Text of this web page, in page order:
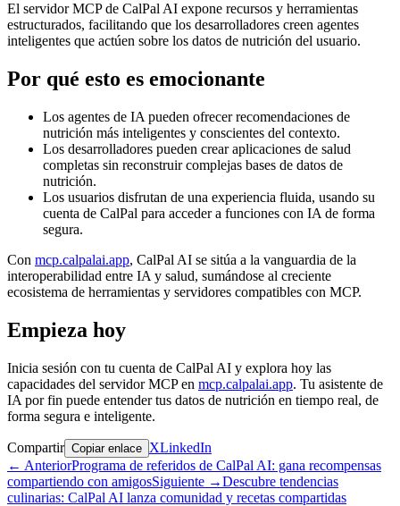
El servidor MCP de CalPal AI expone recursos y herramientas
estructurados, facilitando que los desarrolladores creen agentes
inteligentes que actúen sobre los datos de nutrición del usuario.
Por qué esto es emocionante
Los agentes de IA pueden ofrecer recomendaciones de
nutrición más inteligentes y conscientes del contexto.
Los desarrolladores pueden crear aplicaciones de salud
completas sin reconstruir complejas bases de datos de
nutrición.
Los usuarios disfrutan de una experiencia fluida, usando su
cuenta de CalPal para acceder a funciones con IA de forma
segura.
Con mcp.calpalai.app, CalPal AI se sitúa a la vanguardia de la
interoperabilidad entre IA y salud, sumándose al creciente
ecosistema de herramientas y servidores compatibles con MCP.
Empieza hoy
Inicia sesión con tu cuenta de CalPal AI y explora hoy las
capacidades del servidor MCP en mcp.calpalai.app. Tu asistente de
IA por fin puede entender tus datos de nutrición en tiempo real, de
forma segura e inteligente.
Compartir Copiar enlace XLinkedIn
← AnteriorPrograma de referidos de CalPal AI: gana recompensas
compartiendo con amigosSiguiente →Descubre tendencias
culinarias: CalPal AI lanza comunidad y recetas compartidas